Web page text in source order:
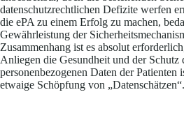
datenschutzrechtlichen Defizite werfen
die ePA zu einem Erfolg zu machen,
Gewährleistung der
Zusammenhang ist es absolut
Anliegen die Gesundheit und der Schutz
personenbezogenen Daten der Patienten
etwaige Schöpfung von „Datenschätzen“.